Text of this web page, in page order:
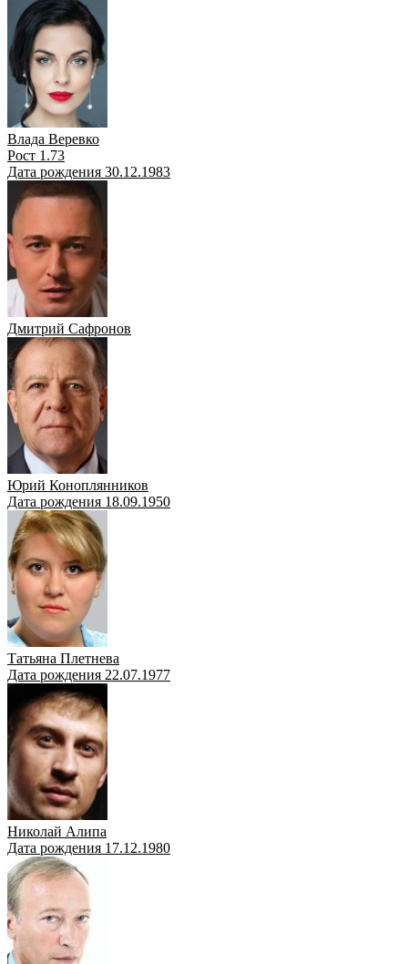
Влада Веревко
Рост 1.73
Дата рождения 30.12.1983
Дмитрий Сафронов
Юрий Коноплянников
Дата рождения 18.09.1950
Татьяна Плетнева
Дата рождения 22.07.1977
Николай Алипа
Дата рождения 17.12.1980